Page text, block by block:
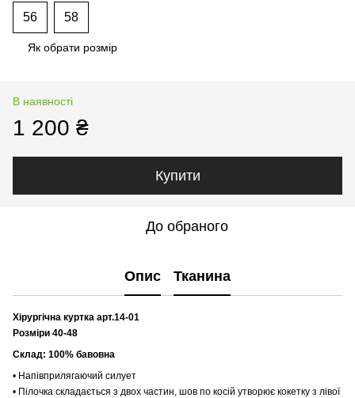
56 58
Як обрати розмір
В наявності
1 200 ₴
Купити
До обраного
Опис Тканина
Хірургічна куртка арт.14-01
Розміри 40-48
Склад: 100% бавовна
• Напівприлягаючий силует
• Пілочка складається з двох частин, шов по косій утворює кокетку з лівої